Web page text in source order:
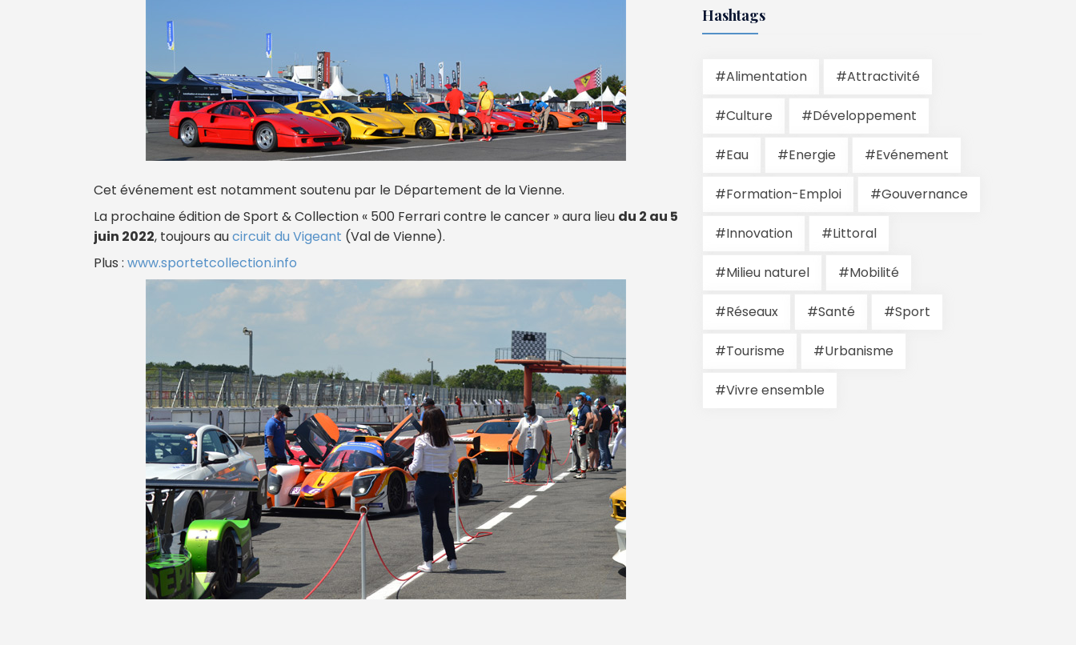
Cet événement est notamment soutenu par le Département de la Vienne.
La prochaine édition de Sport & Collection « 500 Ferrari contre le cancer » aura lieu du 2 au 5
juin 2022, toujours aucircuit du Vigeant (Val de Vienne).
Plus : www.sportetcollection.info
Hashtags
#Alimentation #Attractivité
#Culture #Développement
#Eau #Energie #Evénement
#Formation-Emploi #Gouvernance
#Innovation #Littoral
#Milieu naturel #Mobilité
#Réseaux #Santé #Sport
#Tourisme #Urbanisme
#Vivre ensemble